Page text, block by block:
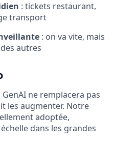
: tickets restaurant,
transport
: on va vite, mais
autres
ne remplacera pas
les augmenter. Notre
adoptée,
dans les grandes